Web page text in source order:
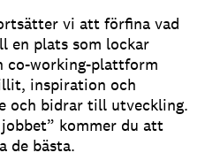
vi att förfina vad
en plats som lockar
co-working-plattform
inspiration och
och bidrar till utveckling.
kommer du att
de bästa.